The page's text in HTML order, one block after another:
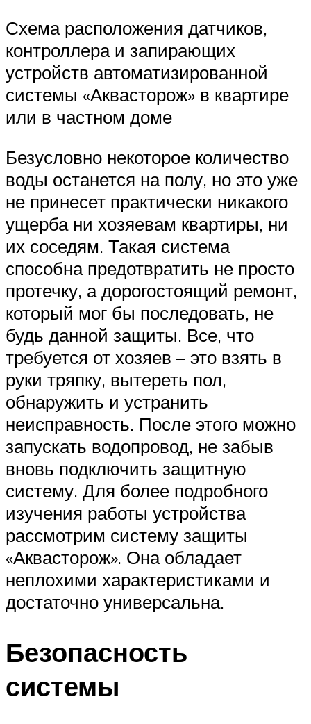
Схема расположения датчиков,
контроллера и запирающих
устройств автоматизированной
системы «Аквасторож» в квартире
или в частном доме
Безусловно некоторое количество
воды останется на полу, но это уже
не принесет практически никакого
ущерба ни хозяевам квартиры, ни
их соседям. Такая система
способна предотвратить не просто
протечку, а дорогостоящий ремонт,
который мог бы последовать, не
будь данной защиты. Все, что
требуется от хозяев – это взять в
руки тряпку, вытереть пол,
обнаружить и устранить
неисправность. После этого можно
запускать водопровод, не забыв
вновь подключить защитную
систему. Для более подробного
изучения работы устройства
рассмотрим систему защиты
«Аквасторож». Она обладает
неплохими характеристиками и
достаточно универсальна.
Безопасность
системы